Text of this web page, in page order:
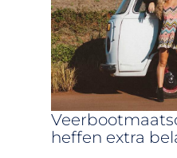
heffen extra